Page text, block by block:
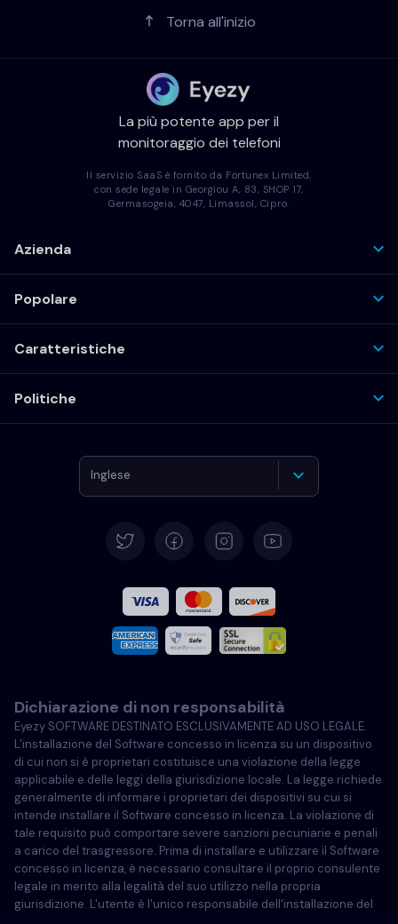
Torna all'inizio
La più potente app per il
monitoraggio dei telefoni
Il servizio SaaS è fornito da Fortunex Limited,
con sede legale in Georgiou A, 83, SHOP 17,
Germasogeia, 4047, Limassol, Cipro.
Azienda
Popolare
Caratteristiche
Politiche
Inglese
Francese
Italiano
Portoghese
Türkçe
Polski
Dichiarazione di non responsabilità
Eyezy SOFTWARE DESTINATO ESCLUSIVAMENTE AD USO LEGALE.
L'installazione del Software concesso in licenza su un dispositivo
di cui non si è proprietari costituisce una violazione della legge
applicabile e delle leggi della giurisdizione locale. La legge richiede
generalmente di informare i proprietari dei dispositivi su cui si
intende installare il Software concesso in licenza. La violazione di
tale requisito può comportare severe sanzioni pecuniarie e penali
a carico del trasgressore. Prima di installare e utilizzare il Software
concesso in licenza, è necessario consultare il proprio consulente
legale in merito alla legalità del suo utilizzo nella propria
giurisdizione. L'utente è l'unico responsabile dell'installazione del